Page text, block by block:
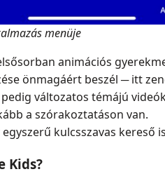
menüje
animációs
önmagáért beszél ─ itt
pedig változatos témájú
a szórakoztatáson van.
kulcsszavas kereső
Kids?